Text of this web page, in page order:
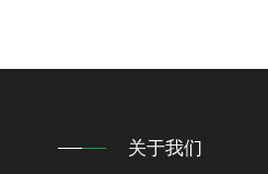
关于我们